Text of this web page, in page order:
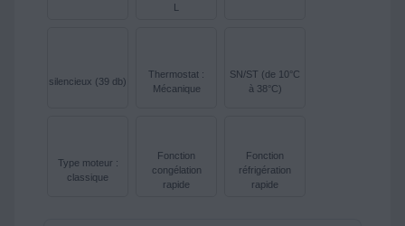
L
silencieux (39 db)
Thermostat :
Mécanique
SN/ST (de 10°C
à 38°C)
Type moteur :
classique
Fonction
congélation
rapide
Fonction
réfrigération
rapide